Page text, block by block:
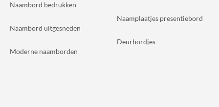
Naambord bedrukken
Naambord uitgesneden
Moderne naamborden
Naamplaatjes presentiebord
Deurbordjes